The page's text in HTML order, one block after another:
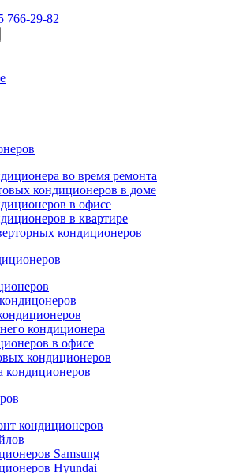
766-29-82
во время ремонта
кондиционеров в доме
в офисе
в квартире
кондиционеров
кондиционера
в офисе
кондиционеров
кондиционеров
кондиционеров
Samsung
Hyundai